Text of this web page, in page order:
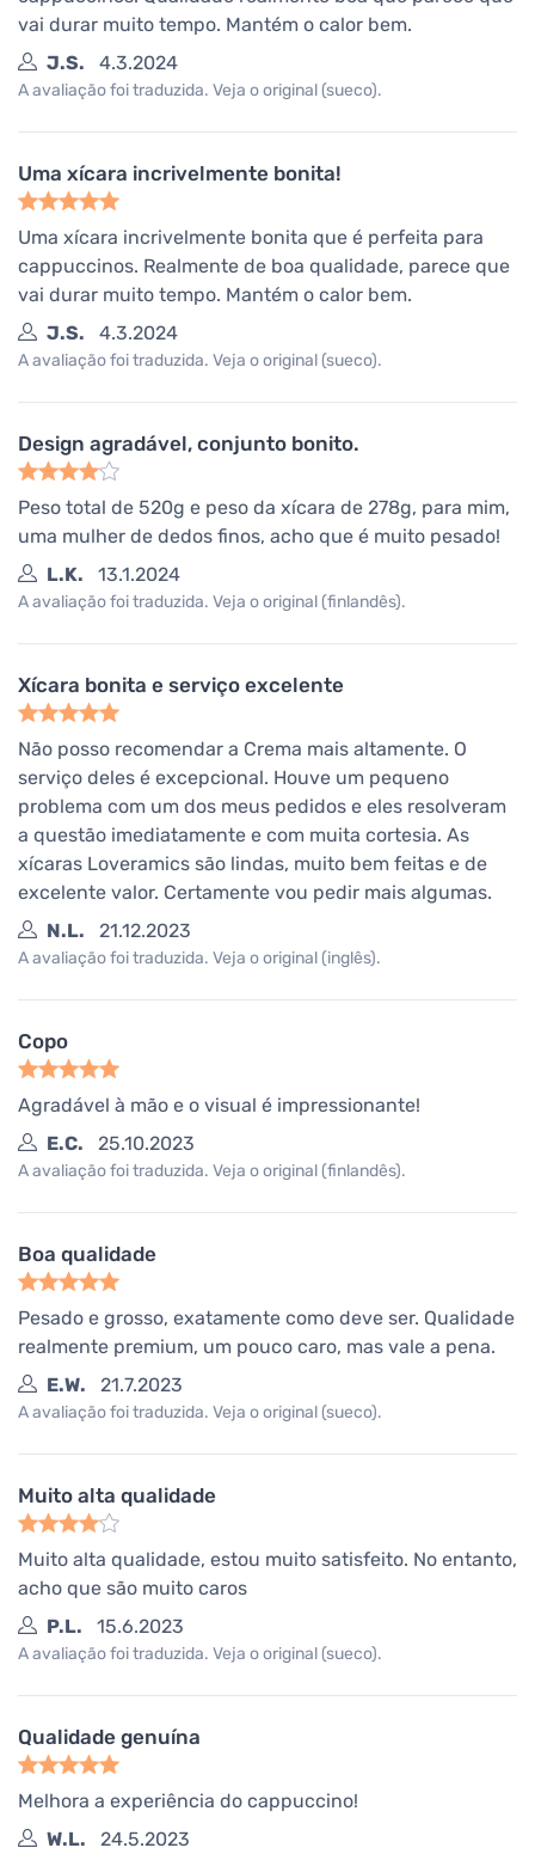
vai durar muito tempo. Mantém o calor bem.
J.S.
4.3.2024
A avaliação foi traduzida. Veja o original (sueco).
Uma xícara incrivelmente bonita!
Uma xícara incrivelmente bonita que é perfeita para
cappuccinos. Realmente de boa qualidade, parece que
vai durar muito tempo. Mantém o calor bem.
J.S.
4.3.2024
A avaliação foi traduzida. Veja o original (sueco).
Design agradável, conjunto bonito.
Peso total de 520g e peso da xícara de 278g, para mim,
uma mulher de dedos finos, acho que é muito pesado!
L.K.
13.1.2024
A avaliação foi traduzida. Veja o original (finlandês).
Xícara bonita e serviço excelente
Não posso recomendar a Crema mais altamente. O
serviço deles é excepcional. Houve um pequeno
problema com um dos meus pedidos e eles resolveram
a questão imediatamente e com muita cortesia. As
xícaras Loveramics são lindas, muito bem feitas e de
excelente valor. Certamente vou pedir mais algumas.
N.L.
21.12.2023
A avaliação foi traduzida. Veja o original (inglês).
Copo
Agradável à mão e o visual é impressionante!
E.C.
25.10.2023
A avaliação foi traduzida. Veja o original (finlandês).
Boa qualidade
Pesado e grosso, exatamente como deve ser. Qualidade
realmente premium, um pouco caro, mas vale a pena.
E.W.
21.7.2023
A avaliação foi traduzida. Veja o original (sueco).
Muito alta qualidade
Muito alta qualidade, estou muito satisfeito. No entanto,
acho que são muito caros
P.L.
15.6.2023
A avaliação foi traduzida. Veja o original (sueco).
Qualidade genuína
Melhora a experiência do cappuccino!
W.L.
24.5.2023